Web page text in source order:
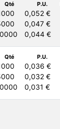
Qté P.U.
0,052 €
0,047 €
0,044 €
Qté P.U.
0,036 €
0,032 €
0,031 €